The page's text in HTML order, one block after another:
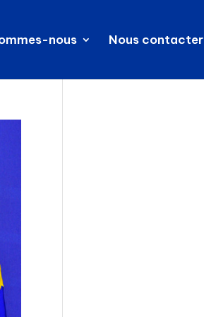
nous Nous contacter